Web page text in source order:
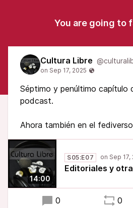
You are going to
Cultura Libre
Séptimo y penúltimo capítulo
podcast.
Ahora también en el
14:00
S05:E07
Editoriales y
0 0